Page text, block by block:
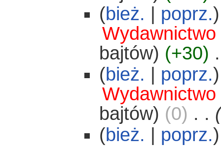
(bież. poprz.)
Wydawnictwo
bajtów) (+30)
(bież. poprz.)
Wydawnictwo
bajtów) (0) . . (
(bież. poprz.)